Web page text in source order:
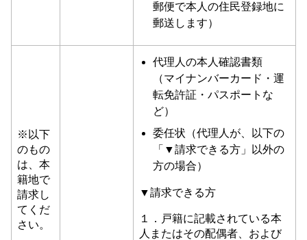
郵便で本人の住民登録地に
郵送します）
※以下
のもの
は、本
籍地で
請求し
てくだ
さい。
代理人の本人確認書類
（マイナンバーカード・運
転免許証・パスポートな
ど）
委任状（代理人が、以下の
「▼請求できる方」以外の
方の場合）
▼請求できる方
１．戸籍に記載されている本
人またはその配偶者、および